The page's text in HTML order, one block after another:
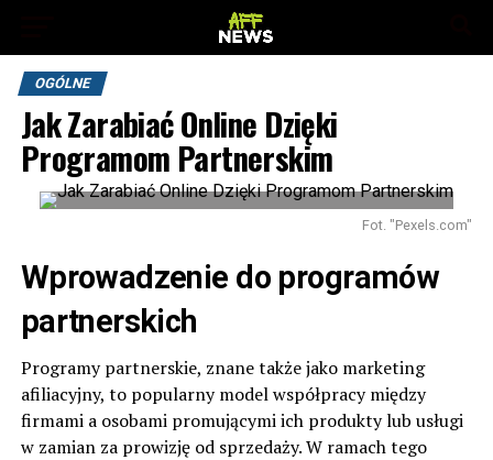
OGÓLNE
Jak Zarabiać Online Dzięki
Programom Partnerskim
Fot. "Pexels.com"
Wprowadzenie do programów
partnerskich
Programy partnerskie, znane także jako marketing
afiliacyjny, to popularny model współpracy między
firmami a osobami promującymi ich produkty lub usługi
w zamian za prowizję od sprzedaży. W ramach tego